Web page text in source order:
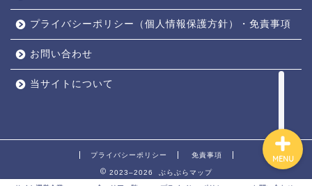
プライバシーポリシー（個人情報保護方針）・免責事項
お問い合わせ
当サイトについて
プライバシーポリシー 免責事項
2023–2026 ぶらぶらマップ
MENU
奈良